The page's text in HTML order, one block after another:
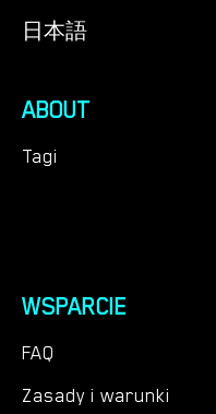
日本語
ABOUT
Tagi
WSPARCIE
FAQ
Zasady i warunki